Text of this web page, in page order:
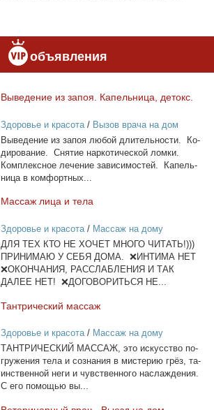
объявления
Вы­ве­де­ние из за­поя. Ка­пель­ни­ца, де­токс.
Здоровье и красота/ Вызов врача на дом
Вы­ве­де­ние из за­поя лю­бой дли­тель­но­сти. Ко­
ди­ро­ва­ние. Сня­тие нар­ко­ти­че­ской лом­ки.
Ком­плекс­ное ле­че­ние за­ви­си­мо­стей. Ка­пель­
ни­ца в ком­форт­ных...
Мас­саж ли­ца и те­ла
Здоровье и красота/ Массаж на дому
ДЛЯ ТЕХ КТО НЕ ХОЧЕТ МНОГО ЧИТАТЬ!)))
ПРИНИМАЮ У СЕБЯ ДОМА. ❌ИНТИМА НЕТ
❌ОКОНЧАНИЯ, РАССЛАБЛЕНИЯ И ТАК
ДАЛЕЕ НЕТ! ❌ДОГОВОРИТЬСЯ НЕ...
Тан­три­че­ский мас­саж
Здоровье и красота/ Массаж на дому
ТАНТРИЧЕСКИЙ МАССАЖ, это ис­кус­ство по­
гру­же­ния те­ла и со­зна­ния в ми­сте­рию грёз, та­
ин­ствен­ной неги и чув­ствен­но­го на­сла­жде­ния.
С его по­мо­щью вы...